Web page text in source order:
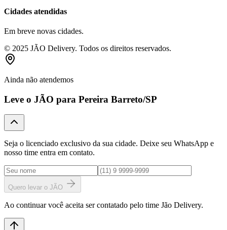
Cidades atendidas
Em breve novas cidades.
© 2025 JÃO Delivery. Todos os direitos reservados.
Ainda não atendemos
Leve o JÃO para Pereira Barreto/SP
Seja o licenciado exclusivo da sua cidade. Deixe seu WhatsApp e
nosso time entra em contato.
Quero levar o JÃO
Ao continuar você aceita ser contatado pelo time Jão Delivery.